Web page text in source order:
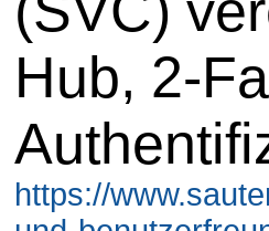
Hub, 2-
https://